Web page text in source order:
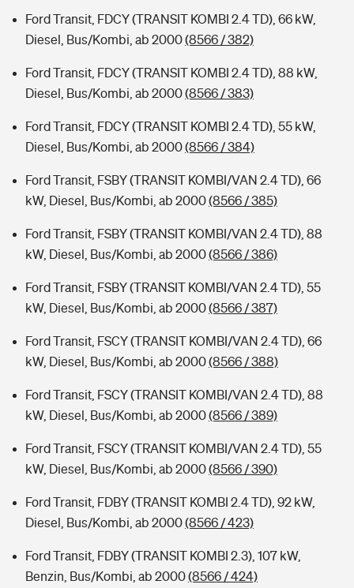
Ford Transit, FDCY (TRANSIT KOMBI 2.4 TD), 66 kW,
Diesel, Bus/Kombi, ab 2000(8566 / 382)
Ford Transit, FDCY (TRANSIT KOMBI 2.4 TD), 88 kW,
Diesel, Bus/Kombi, ab 2000(8566 / 383)
Ford Transit, FDCY (TRANSIT KOMBI 2.4 TD), 55 kW,
Diesel, Bus/Kombi, ab 2000(8566 / 384)
Ford Transit, FSBY (TRANSIT KOMBI/VAN 2.4 TD), 66
kW, Diesel, Bus/Kombi, ab 2000(8566 / 385)
Ford Transit, FSBY (TRANSIT KOMBI/VAN 2.4 TD), 88
kW, Diesel, Bus/Kombi, ab 2000(8566 / 386)
Ford Transit, FSBY (TRANSIT KOMBI/VAN 2.4 TD), 55
kW, Diesel, Bus/Kombi, ab 2000(8566 / 387)
Ford Transit, FSCY (TRANSIT KOMBI/VAN 2.4 TD), 66
kW, Diesel, Bus/Kombi, ab 2000(8566 / 388)
Ford Transit, FSCY (TRANSIT KOMBI/VAN 2.4 TD), 88
kW, Diesel, Bus/Kombi, ab 2000(8566 / 389)
Ford Transit, FSCY (TRANSIT KOMBI/VAN 2.4 TD), 55
kW, Diesel, Bus/Kombi, ab 2000(8566 / 390)
Ford Transit, FDBY (TRANSIT KOMBI 2.4 TD), 92 kW,
Diesel, Bus/Kombi, ab 2000(8566 / 423)
Ford Transit, FDBY (TRANSIT KOMBI 2.3), 107 kW,
Benzin, Bus/Kombi, ab 2000(8566 / 424)